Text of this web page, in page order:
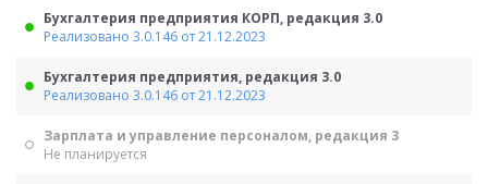
Бухгалтерия предприятия КОРП, редакция 3.0
Реализовано 3.0.146 от 21.12.2023
Бухгалтерия предприятия, редакция 3.0
Реализовано 3.0.146 от 21.12.2023
Зарплата и управление персоналом, редакция 3
Не планируется